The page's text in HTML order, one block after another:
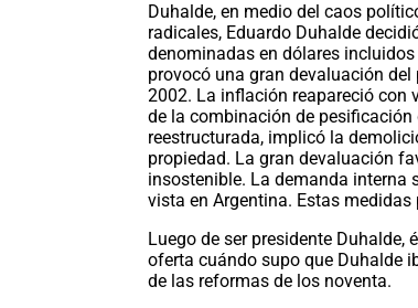
Duhalde, en medio del caos
radicales, Eduardo Duhalde
denominadas en dólares
provocó una gran devaluación del
2002. La inflación reapareció con
de la combinación de
reestructurada, implicó la
propiedad. La gran devaluación
insostenible. La demanda interna
vista en Argentina. Estas
Luego de ser presidente Duhalde,
oferta cuándo supo que Duhalde
de las reformas de los noventa.